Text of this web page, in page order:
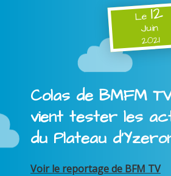
Le12
Juin
2021
Colas de BMFM
vient tester les
du Plateau
Voir le reportage de BFM TV